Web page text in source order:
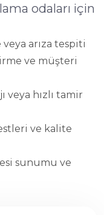
odaları için
arıza tespiti
ve müşteri
hızlı tamir
ve kalite
sunumu ve